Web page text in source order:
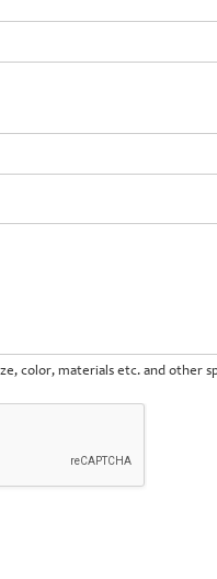
color, materials etc. and other